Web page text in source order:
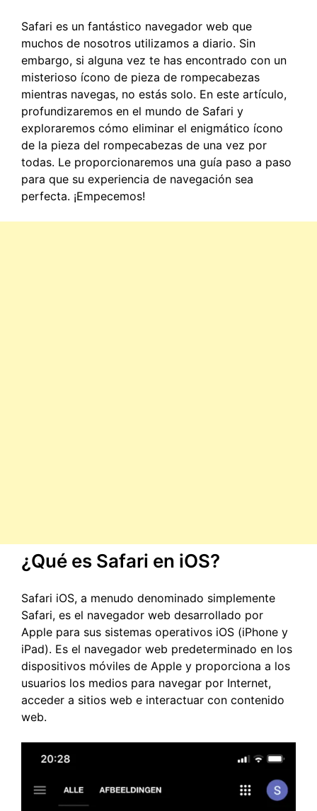
Safari es un fantástico navegador web que
muchos de nosotros utilizamos a diario. Sin
embargo, si alguna vez te has encontrado con un
misterioso ícono de pieza de rompecabezas
mientras navegas, no estás solo. En este artículo,
profundizaremos en el mundo de Safari y
exploraremos cómo eliminar el enigmático ícono
de la pieza del rompecabezas de una vez por
todas. Le proporcionaremos una guía paso a paso
para que su experiencia de navegación sea
perfecta. ¡Empecemos!
¿Qué es Safari en iOS?
Safari iOS, a menudo denominado simplemente
Safari, es el navegador web desarrollado por
Apple para sus sistemas operativos iOS (iPhone y
iPad). Es el navegador web predeterminado en los
dispositivos móviles de Apple y proporciona a los
usuarios los medios para navegar por Internet,
acceder a sitios web e interactuar con contenido
web.